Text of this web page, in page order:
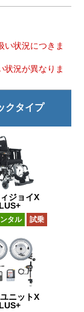
い状況につきま
況が異なりま
クタイプ
ジョイX
タル 試乗
ニットX